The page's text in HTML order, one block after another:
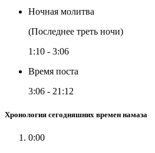
Ночная молитва
(Последнее треть ночи)
1:10 - 3:06
Время поста
3:06 - 21:12
Хронология сегодняшних времен намаза
0:00